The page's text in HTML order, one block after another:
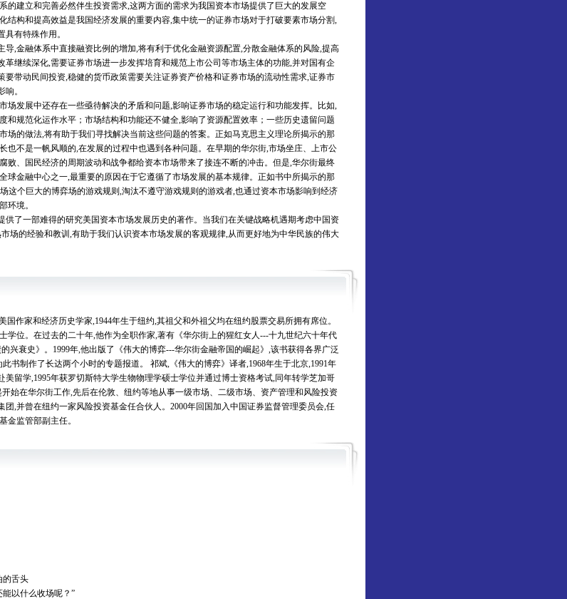
的建立和完善必然伴生投资需求,这两方面的需求为我国资本市场提供了巨大的发展空
结构和提高效益是我国经济发展的重要内容,集中统一的证券市场对于打破要素市场分割,
具有特殊作用。
,金融体系中直接融资比例的增加,将有利于优化金融资源配置,分散金融体系的风险,提高
继续深化,需要证券市场进一步发挥培育和规范上市公司等市场主体的功能,并对国有企
带动民间投资,稳健的货币政策需要关注证券资产价格和证券市场的流动性需求,证券市
响。
发展中还存在一些亟待解决的矛盾和问题,影响证券市场的稳定运行和功能发挥。比如,
和规范化运作水平；市场结构和功能还不健全,影响了资源配置效率；一些历史遗留问题
场的做法,将有助于我们寻找解决当前这些问题的答案。正如马克思主义理论所揭示的那
也不是一帆风顺的,在发展的过程中也遇到各种问题。在早期的华尔街,市场坐庄、上市公
败、国民经济的周期波动和战争都给资本市场带来了接连不断的冲击。但是,华尔街最终
球金融中心之一,最重要的原因在于它遵循了市场发展的基本规律。正如书中所揭示的那
这个巨大的博弈场的游戏规则,淘汰不遵守游戏规则的游戏者,也通过资本市场影响到经济
部环境。
了一部难得的研究美国资本市场发展历史的著作。当我们在关键战略机遇期考虑中国资
场的经验和教训,有助于我们认识资本市场发展的客观规律,从而更好地为中华民族的伟大
作家和经济历史学家,1944年生于纽约,其祖父和外祖父均在纽约股票交易所拥有席位。
学位。在过去的二十年,他作为全职作家,著有《华尔街上的猩红女人---十九世纪六十年代
兴衰史》。1999年,他出版了《伟大的博弈---华尔街金融帝国的崛起》,该书获得各界广泛
书制作了长达两个小时的专题报道。 祁斌,《伟大的博弈》译者,1968年生于北京,1991年
美留学,1995年获罗切斯特大学生物物理学硕士学位并通过博士资格考试,同年转学芝加哥
始在华尔街工作,先后在伦敦、纽约等地从事一级市场、二级市场、资产管理和风险投资
,并曾在纽约一家风险投资基金任合伙人。2000年回国加入中国证券监督管理委员会,任
金监管部副主任。
舌头
以什么收场呢？”